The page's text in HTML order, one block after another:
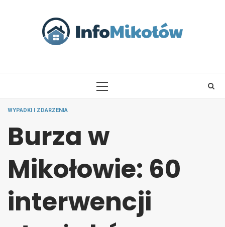
PRIMARY
WYPADKI I ZDARZENIA
Burza w
Mikołowie: 60
interwencji